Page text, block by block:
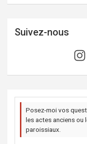
Suivez-nous
Posez-moi vos
les actes anciens ou
paroissiaux.